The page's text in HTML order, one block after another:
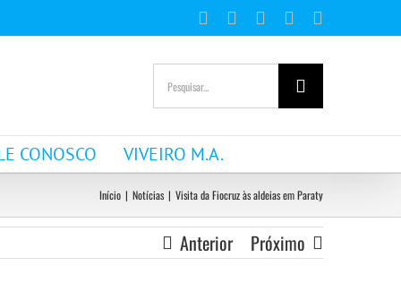
FacebookInstagramYouTubeWhatsApp
mail
Buscar
resultados
para:
CONOSCO VIVEIRO M.A.
Início | Notícias | Visita da Fiocruz às aldeias em Paraty
Anterior Próximo